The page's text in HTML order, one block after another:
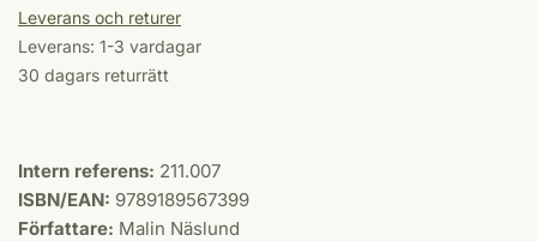
Leverans och returer
Leverans: 1-3 vardagar
30 dagars returrätt
Intern referens: 211.007
ISBN/EAN: 9789189567399
Författare: Malin Näslund